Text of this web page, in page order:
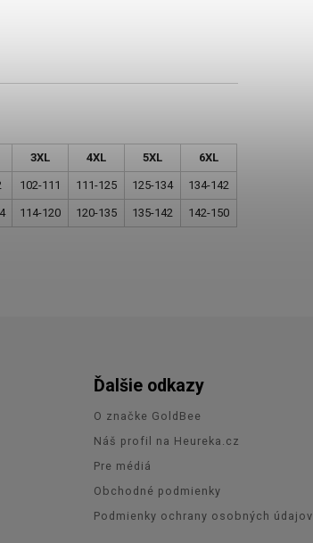
3XL 4XL 5XL 6XL
102-111 111-125 125-134 134-142
114-120 120-135 135-142 142-150
Ďalšie odkazy
O značke GoldBee
Náš profil na Heureka.cz
Pre médiá
Obchodné podmienky
Podmienky ochrany osobných údajov